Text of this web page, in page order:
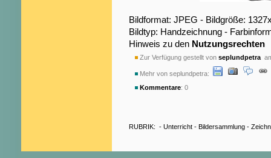
Bildformat: JPEG - Bildgröße:
Bildtyp: Handzeichnung -
Hinweis zu den Nutzungsrechten
Zur Verfügung gestellt von seplundpetra
Mehr von seplundpetra:
Kommentare: 0
RUBRIK: - Unterricht - Bildersammlung -